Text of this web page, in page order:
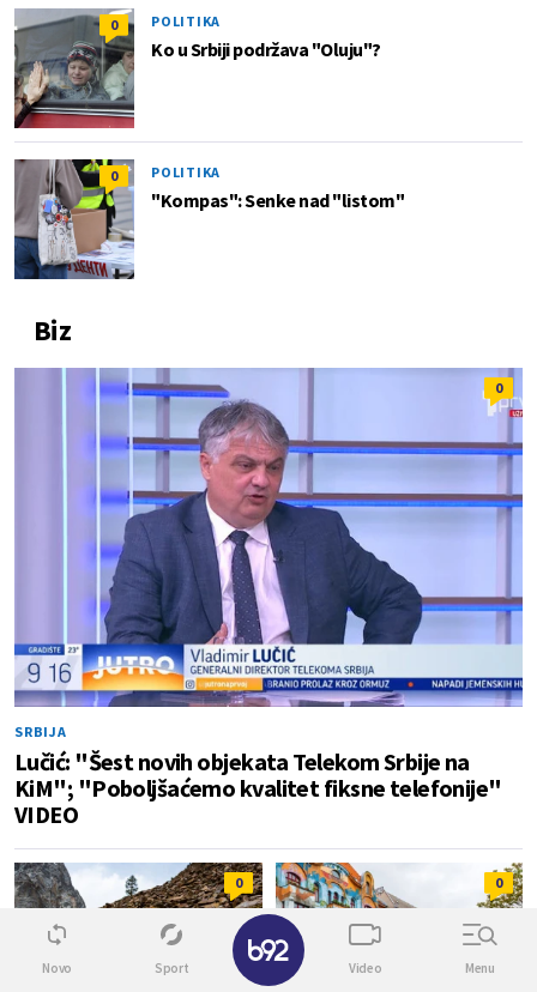
0 POLITIKA
Ko u Srbiji podržava "Oluju"?
0 POLITIKA
"Kompas": Senke nad "listom"
Biz
0
SRBIJA
Lučić: "Šest novih objekata Telekom Srbije na
KiM"; "Poboljšaćemo kvalitet fiksne telefonije"
VIDEO
0 0
Novo Sport Video Menu
✕